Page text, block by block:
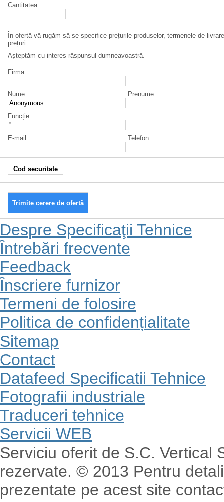
Cantitatea
În ofertă vă rugăm să se specifice prețurile produselor, termenele de
prețuri.
Așteptăm cu interes răspunsul dumneavoastră.
Firma
Nume Prenume
Funcție
E-mail Telefon
Cod securitate
Despre Specificaţii Tehnice
Întrebări frecvente
Feedback
Înscriere furnizor
Termeni de folosire
Politica de confidențialitate
Sitemap
Contact
Datafeed Specificatii Tehnice
Fotografii industriale
Traduceri tehnice
Servicii WEB
Serviciu oferit de S.C. Vertical
rezervate. © 2013 Pentru
prezentate pe acest site